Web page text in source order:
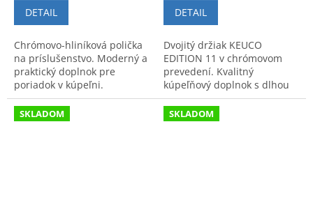
DETAIL
Chrómovo-hliníková polička
na príslušenstvo. Moderný a
praktický doplnok pre
poriadok v kúpeľni.
DETAIL
Dvojitý držiak KEUCO
EDITION 11 v chrómovom
prevedení. Kvalitný
kúpeľňový doplnok s dlhou
životnosťou a nadčasovým
dizajnom.
SKLADOM SKLADOM